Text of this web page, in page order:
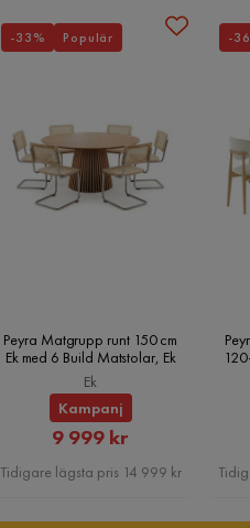
Förvaringsbas cm
Ingen
Peyra Matgrupp runt 150 cm
Ek med 6 Build Matstolar, Ek
Ek
Kampanj
Rabatterat
Pris
9 999 kr
Tidigare lägsta pris 14 999 kr
-33% Populär -